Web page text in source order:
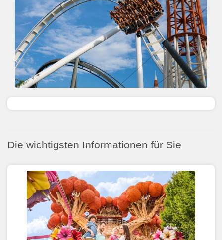
Die wichtigsten Informationen für Sie